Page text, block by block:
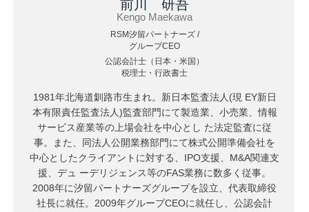
前川 研吾
Kengo Maekawa
RSM汐留パートナーズ /
グループCEO
公認会計士（日本・米国）
税理士・行政書士
1981年北海道釧路市生まれ。新日本監査法人(現 EY新日
本有限責任監査法人)監査部門にて製造業、小売業、情報
サービス産業等の上場会社を中心とし た法定監査に従
事。また、同法人公開業務部門にて株式公開準備会社を
中心としたクライアントに対する、IPO支援、M&A関連支
援、デュ ーデリジェンス等のFAS業務に数多く従事。
2008年に汐留パートナーズグループを設立、代表取締役
社長に就任。2009年グループCEOに就任し、公認会計